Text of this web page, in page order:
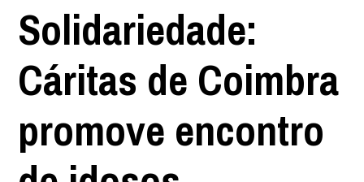
Solidariedade:
Cáritas de Coimbra
promove encontro